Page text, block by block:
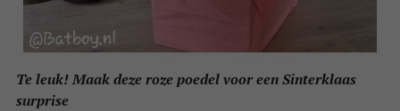
Te leuk! Maak deze roze poedel voor een Sinterklaas
surprise